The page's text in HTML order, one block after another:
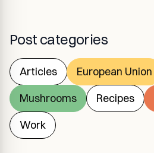
Post categories
Articles European Union
Mushrooms
Recipes
Work